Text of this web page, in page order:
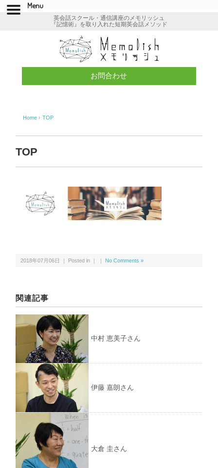
英会話スクール・通信講座のメモリッシュ
『記憶術』を取り入れた短期英会話メソッド
お問合わせ
Home › TOP
TOP
2018年07月06日 ｜ Posted in ｜ ｜ No Comments »
関連記事
中村 恵美子さん
伊藤 嘉朗さん
大倉 圭さん
Menu